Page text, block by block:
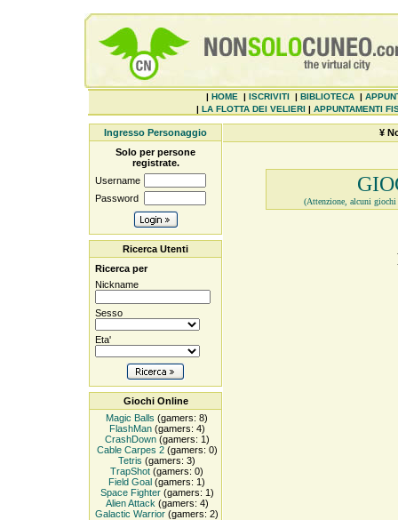
| HOME | ISCRIVITI| BIBLIOTECA|
| LA FLOTTA DEI VELIERI | APPUNTAMENTI
Ingresso Personaggio
Solo per persone
registrate.
Username
Password
Ricerca Utenti
Ricerca per
Nickname
Sesso
Eta'
Giochi Online
Magic Balls (gamers: 8)
FlashMan(gamers: 4)
CrashDown(gamers: 1)
Cable Carpes 2(gamers: 0)
Tetris (gamers: 3)
TrapShot (gamers: 0)
Field Goal (gamers: 1)
Space Fighter(gamers: 1)
Alien Attack (gamers: 4)
Galactic Warrior (gamers: 2)
¥
(Attenzione, alcuni giochi